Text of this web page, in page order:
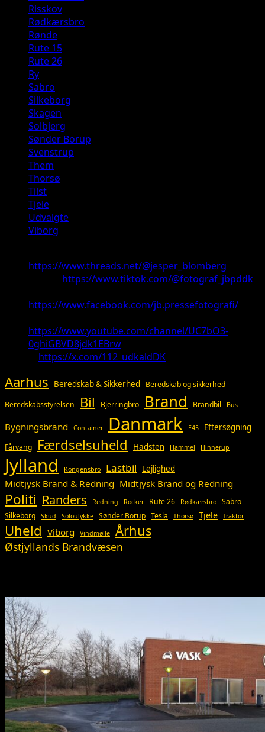
Risskov
Rødkærsbro
Rønde
Rute 15
Rute 26
Ry
Sabro
Silkeborg
Skagen
Solbjerg
Sønder Borup
Svenstrup
Them
Thorsø
Tilst
Tjele
Udvalgte
Viborg
https://www.threads.net/@jesper_blomberg
https://www.tiktok.com/@fotograf_jbpddk
https://www.facebook.com/jb.pressefotografi/
https://www.youtube.com/channel/UC7bO3-
0ghiGBVD8jdk1EBrw
https://x.com/112_udkaldDK
Aarhus Beredskab & Sikkerhed Beredskab og sikkerhed
Beredskabsstyrelsen
Bil Bjerringbro Brand Brandbil Bus
Bygningsbrand Container Danmark E45 Eftersøgning
Fårvang Færdselsuheld Hadsten Hammel Hinnerup
Jylland Kongensbro Lastbil Lejlighed
Midtjysk Brand & Redning Midtjysk Brand og Redning
Politi Randers Redning Rocker Rute 26 Rødkærsbro
Sabro
Silkeborg
Skud Soloulykke Sønder Borup Tesla Thorsø Tjele Traktor
Uheld Viborg Vindmølle Århus
Østjyllands Brandvæsen